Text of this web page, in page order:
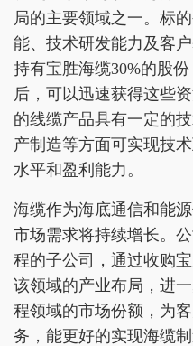
局的主要领域之一。标
能、技术研发能力及客
持有宝胜海缆30%的股
后，可以迅速获得这些
的线缆产品具有一定的
产制造等方面可实现技
水平和盈利能力。
海缆作为海底通信和能
市场需求将持续增长。
程的子公司，通过收购
该领域的产业布局，进
程领域的市场份额，为
务，能更好的实现海缆